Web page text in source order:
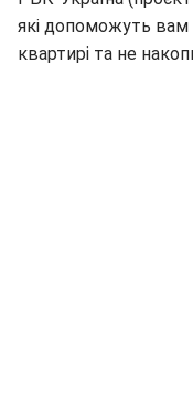
які допоможуть вам
квартирі та не